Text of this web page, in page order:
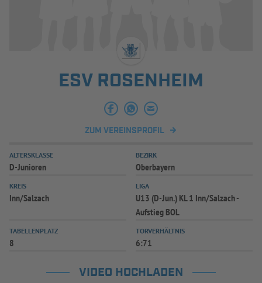
INFOTHEK SPIELPLUS
ESV ROSENHEIM
ZUM VEREINSPROFIL
ALTERSKLASSE
D-Junioren
BEZIRK
Oberbayern
KREIS
Inn/Salzach
LIGA
U13 (D-Jun.) KL 1 Inn/Salzach -
Aufstieg BOL
TABELLENPLATZ
8
TORVERHÄLTNIS
6:71
VIDEO HOCHLADEN